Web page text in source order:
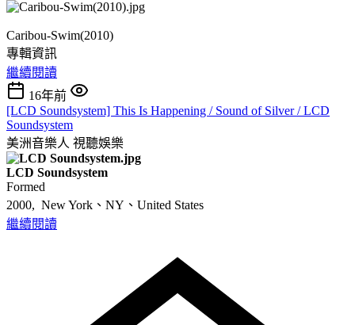
Caribou-Swim(2010)
專輯資訊
繼續閱讀
16年前
[LCD Soundsystem] This Is Happening / Sound of Silver / LCD
Soundsystem
美洲音樂人 視聽娛樂
LCD Soundsystem
Formed
2000, New York、NY、United States
繼續閱讀